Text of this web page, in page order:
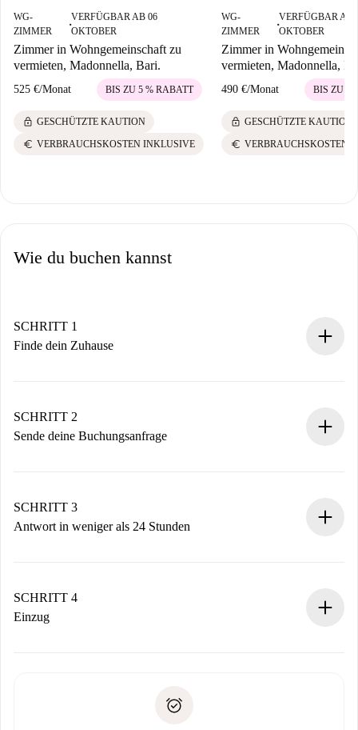
WG-
ZIMMER
■
VERFÜGBAR AB 06
OKTOBER
Zimmer in Wohngemeinschaft zu
vermieten, Madonnella, Bari.
525 €/Monat BIS ZU 5 % RABATT
lock GESCHÜTZTE KAUTION
euro VERBRAUCHSKOSTEN INKLUSIVE
WG-
ZIMMER
■
VERFÜGBAR AB
OKTOBER
Zimmer in
vermieten, Madonnella,
490 €/Monat BIS ZU 5
lock GESCHÜTZTE KAUTION
euro VERBRAUCHSKOSTEN
Wie du buchen kannst
SCHRITT 1
Finde dein Zuhause
Du erhältst alle notwendigen Informationen im Voraus.
SCHRITT 2
Sende deine Buchungsanfrage
Denk daran, dass wir dich erst belasten, wenn der
Vermieter zustimmt.
SCHRITT 3
Antwort in weniger als 24 Stunden
stellen den Kontakt her.
Wenn der Vermieter ablehnen muss, entstehen keine
SCHRITT 4
Einzug